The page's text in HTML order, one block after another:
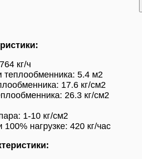
кг/ч
5.4 м2
17.6 кг/см2
26.3 кг/см2
1-10 кг/см2
нагрузке: 420 кг/час